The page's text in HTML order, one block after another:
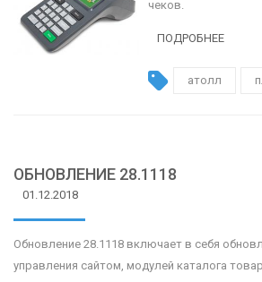
чеков.
ПОДРОБНЕЕ
атолл
ОБНОВЛЕНИЕ 28.1118
01.12.2018
Обновление 28.1118 включает в себя
управления сайтом, модулей каталога